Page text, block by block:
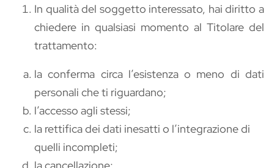
In qualità del soggetto interessato, hai diritto a
chiedere in qualsiasi momento al Titolare del
trattamento:
la conferma circa l’esistenza o meno di dati
personali che ti riguardano;
l’accesso agli stessi;
la rettifica dei dati inesatti o l’integrazione di
quelli incompleti;